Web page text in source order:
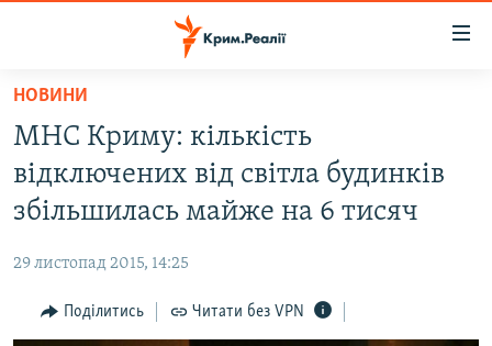
Перейти
основного
матеріалу
Перейти
до
основної
Перейти
до
ВОДА.КРИМ
ВІДЕО ТА ФОТО
БЛОГИ
ПОГЛЯД
НОВИНИ
МНС Криму: кількість
відключених від світла будинків
збільшилась майже на 6 тисяч
29 листопад 2015, 14:25
Поділитись Читати без VPN